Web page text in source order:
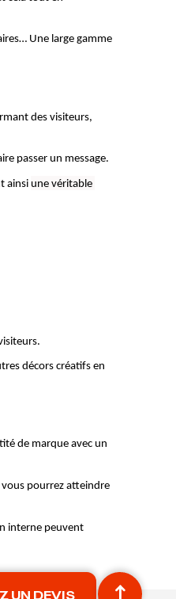
Une large gamme
des visiteurs,
passer un message.
ainsi une véritable
décors créatifs en
de marque avec un
vous pourrez atteindre
interne peuvent
UN DEVIS